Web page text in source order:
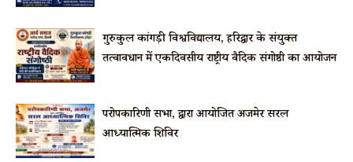
गुरुकुल कांगड़ी विश्वविद्यालय, हरिद्वार के संयुक्त
तत्वावधान में एकदिवसीय राष्ट्रीय वैदिक संगोष्ठी का आयोजन
परोपकारिणी सभा, द्वारा आयोजित अजमेर सरल
आध्यात्मिक शिविर